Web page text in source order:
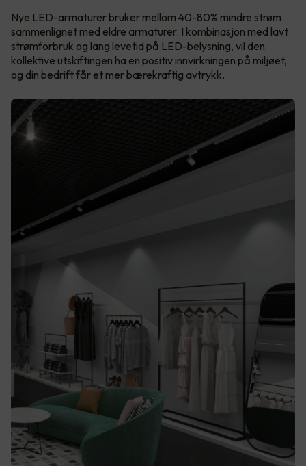
Nye LED-armaturer bruker mellom 40-80% mindre strøm
sammenlignet med eldre armaturer. I kombinasjon med lavt
strømforbruk og lang levetid på LED-belysning, vil den
kollektive utskiftingen ha en positiv innvirkningen på miljøet,
og din bedrift får et mer bærekraftig avtrykk.